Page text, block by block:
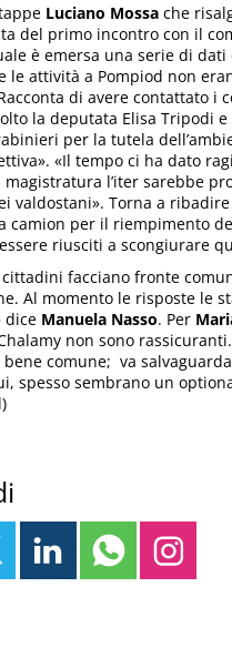
Luciano Mossa che
del primo incontro con il
è emersa una serie di
le attività a Pompiod non
di avere contattato i
la deputata Elisa Tripodi
per la tutela
«Il tempo ci ha dato
l’iter sarebbe
valdostani». Torna a
camion per il riempimento
riusciti a scongiurare
cittadini facciano fronte
Al momento le risposte le
dice Manuela Nasso. Per
non sono
comune; va
spesso sembrano un